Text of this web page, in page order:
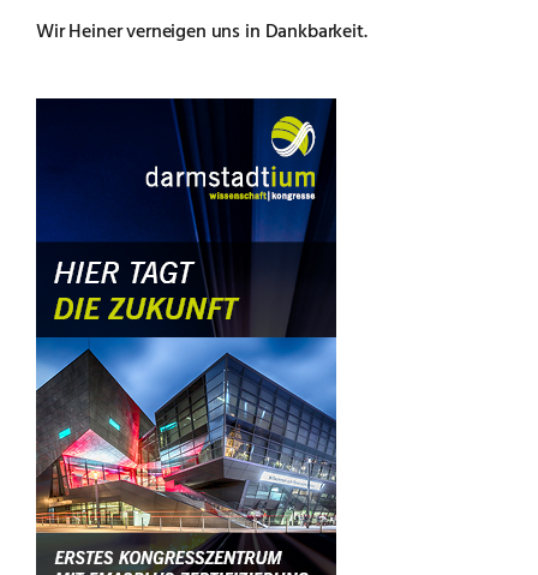
Wir Heiner verneigen uns in Dankbarkeit.